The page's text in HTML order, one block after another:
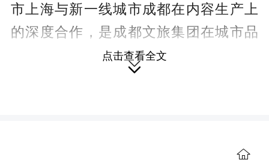
市上海与新一线城市成都在内容生产上
的深度合作，是成都文旅集团在城市品
牌影响力提升上的新探索。首站成都画
上圆满句号，也意味着东方卫视与成都
“大熊猫宝宝叫声”引发众人好奇 李
点击查看全文
